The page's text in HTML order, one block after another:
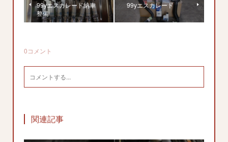
99yエスカレード納車
整備
99yエスカレード
0コメント
関連記事